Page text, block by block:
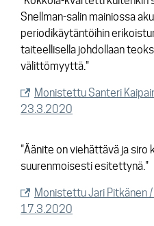
Snellman-salin mainiossa
periodikäytäntöihin
taiteellisella johdollaan
välittömyyttä."
Monistettu Santeri
23.3.2020
"Äänite on viehättävä ja siro
suurenmoisesti esitettynä."
Monistettu Jari Pitkänen
17.3.2020